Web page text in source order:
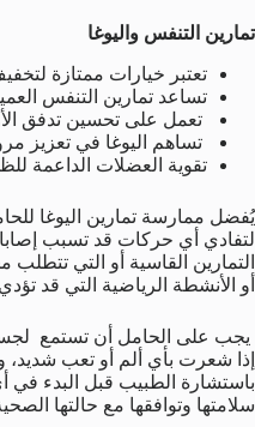
تمارين التنفس واليوغا
تعتبر خيارات ممتازة
تساعد تمارين التنفس
تعمل على تحسين تدفق
تساهم اليوغا في تعزيز
تقوية العضلات الداعمة
يُفضل ممارسة تمارين اليوغا
لتفادي أي حركات قد تسبب
التمارين القاسية أو التي تتطلب
أو الأنشطة الرياضية التي قد
يجب على الحامل أن تستمع
إذا شعرت بأي ألم أو تعب شديد،
باستشارة الطبيب قبل البدء في
سلامتها وتوافقها مع حالتها